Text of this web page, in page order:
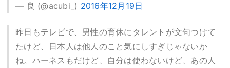
— 良 (@acubi_) 2016年12月19日
昨日もテレビで、男性の育休にタレントが文句つけて
たけど、日本人は他人のこと気にしすぎじゃないか
ね。ハーネスもだけど、自分は使わないけど、あの人